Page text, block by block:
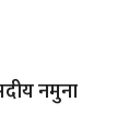
नमुना